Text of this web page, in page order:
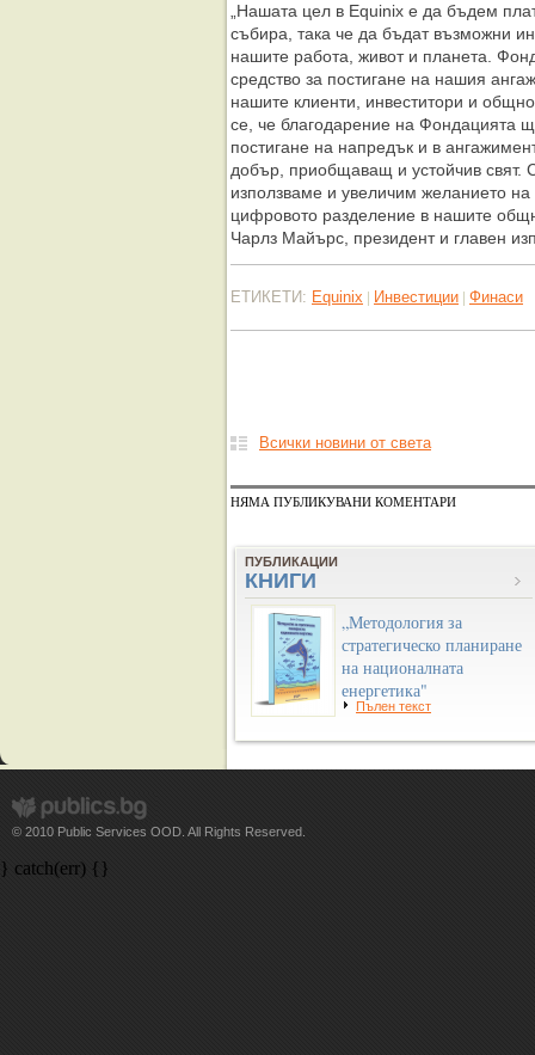
„Нашата цел в Equinix е да бъдем
събира, така че да бъдат възможни
нашите работа, живот и планета.
средство за постигане на нашия
нашите клиенти, инвеститори и
се, че благодарение на Фондацията
постигане на напредък и в
добър, приобщаващ и устойчив
използваме и увеличим желанието
цифровото разделение в нашите
Чарлз Майърс, президент и главен
ЕТИКЕТИ: Equinix | Инвестиции | Финаси
Всички новини от света
НЯМА ПУБЛИКУВАНИ КОМЕНТАРИ
ПУБЛИКАЦИИ
КНИГИ
„Методология за
стратегическо планиране
на националната
енергетика"
Пълен текст
© 2010 Public Services OOD. All Rights Reserved.
} catch(err) {}